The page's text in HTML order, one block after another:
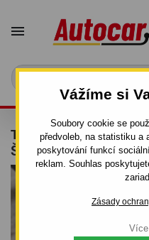
Vážíme si
Soubory cookie se
předvoleb, na statistiku a
poskytování funkcí
reklam. Souhlas
Zásady

TAŽNÉ ZAŘÍZENÍ
ŠROUBOVÝ SYSTÉM